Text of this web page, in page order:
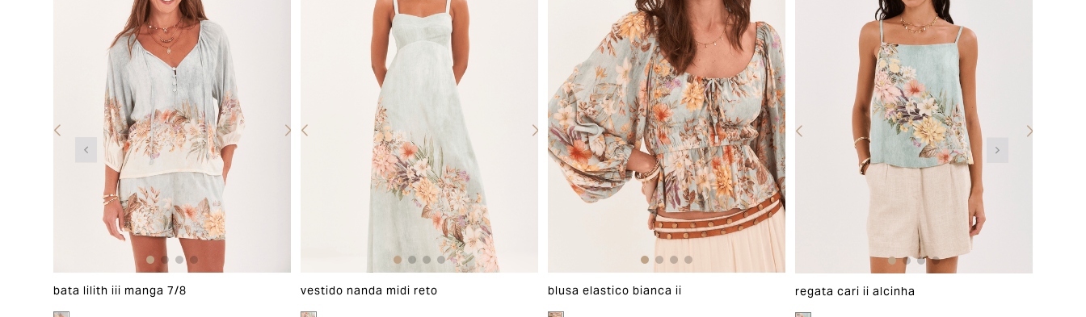
bata lilith iii manga 7/8 vestido nanda midi reto blusa elastico bianca ii regata cari ii alcinha